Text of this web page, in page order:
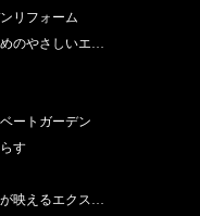
リフォーム
のやさしいエ…
ートガーデン
す
映えるエクス…